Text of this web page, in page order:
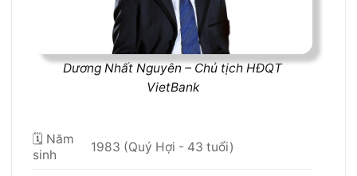
Dương Nhất Nguyên – Chủ tịch HĐQT
VietBank
🗓 Năm
sinh
1983 (Quý Hợi - 43 tuổi)